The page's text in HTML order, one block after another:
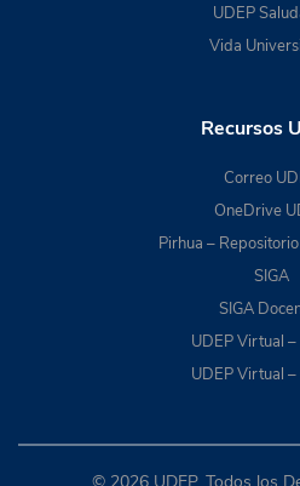
UDEP
Vida
Recursos
Correo
OneDrive
Pirhua –
SIGA
SIGA
UDEP Virtual
UDEP Virtual –
© 2026 UDEP. Todos los